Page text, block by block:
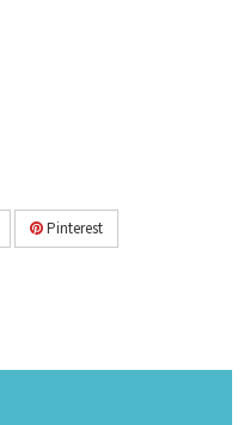
Pinterest